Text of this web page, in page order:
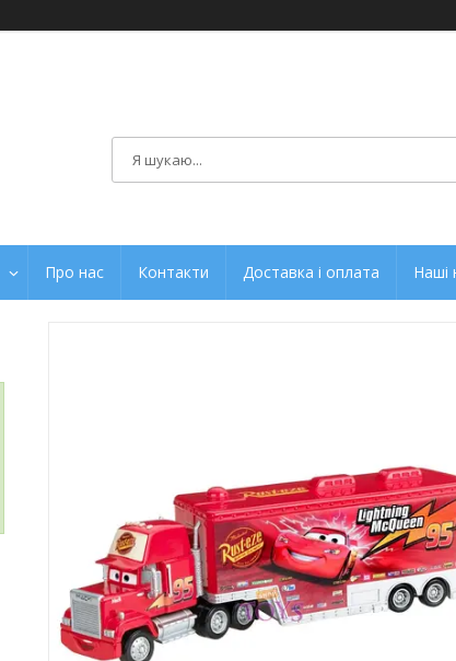
Про нас Контакти Доставка і оплата Наші